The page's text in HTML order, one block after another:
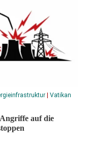
Vatikan
auf die